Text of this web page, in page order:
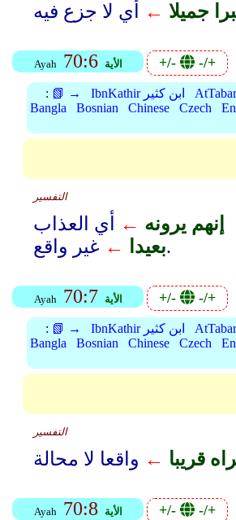
جميلا ←
Ayah 70:6 الأية +/- -/+
: 📗 → IbnKathir ابن كثير
Bangla
Bosnian Chinese Czech
التفسير
إنهم يرونه ←
أي العذاب
بعيدا
← غير واقع.
Ayah 70:7 الأية +/- -/+
: 📗 → IbnKathir ابن كثير
Bangla
Bosnian Chinese Czech
التفسير
قريبا ←
Ayah 70:8 الأية +/- -/+